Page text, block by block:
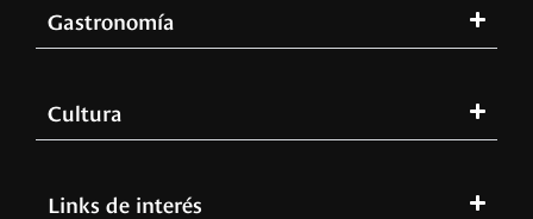
Gastronomía
Cultura
Links de interés